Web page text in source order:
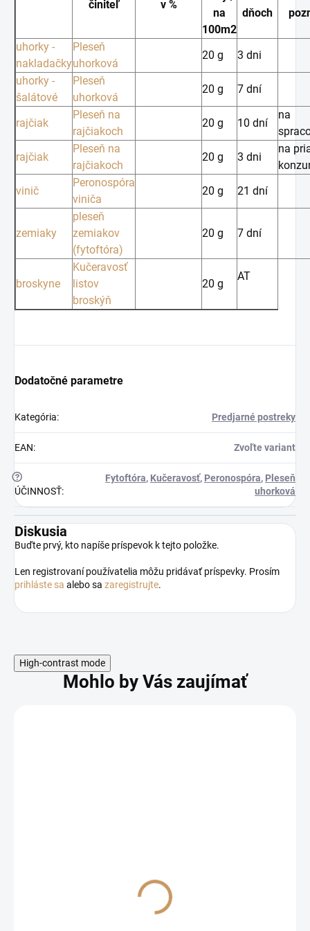
činiteľ v %
na
100m2
dňoch
uhorky -
nakladačky
Pleseň
uhorková
20 g
3 dni
uhorky -
šalátové
Pleseň
uhorková
20 g 7 dní
rajčiak
Pleseň na
rajčiakoch
20 g 10 dní
na
rajčiak
Pleseň na
rajčiakoch
20 g 3 dni
na
vinič
Peronospóra
viniča
20 g 21 dní
zemiaky
pleseň
zemiakov
(fytoftóra)
20 g 7 dní
broskyne
Kučeravosť
listov
broskýň
20 g
AT
Dodatočné parametre
Kategória: Predjarné postreky
EAN: Zvoľte variant
?
ÚČINNOSŤ:
Fytoftóra, Kučeravosť, Peronospóra, Pleseň
uhorková
Diskusia
Buďte prvý, kto napíše príspevok k tejto položke.
Len registrovaní používatelia môžu pridávať príspevky. Prosím
prihláste sa alebo sa zaregistrujte.
High-contrast mode
Mohlo by Vás zaujímať
Odoslať